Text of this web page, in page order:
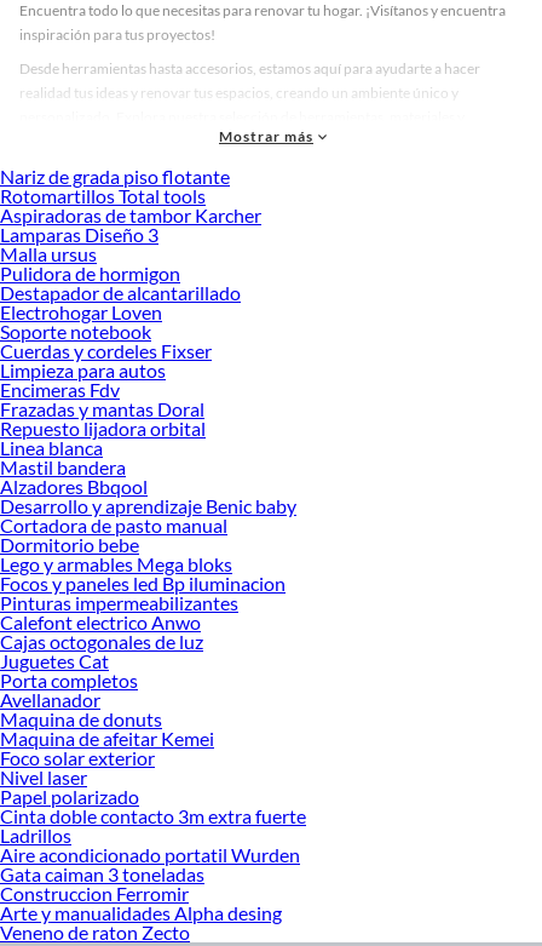
Encuentra todo lo que necesitas para renovar tu hogar. ¡Visítanos y encuentra
inspiración para tus proyectos!
Desde herramientas hasta accesorios, estamos aquí para ayudarte a hacer
realidad tus ideas y renovar tus espacios, creando un ambiente único y
accesorios de calidad que te ayudarán a crear un espacio más tú.
Desde remodelaciones hasta proyectos de decoración, estamos aquí para hacer
tus ideas realidad. ¡Visítanos y encuentra todo lo que tenemos para ofrecerte en
Teteras de Cocina!
Explora la variedad de productos de Teteras de Cocina en Sodimac
Herramientas, materiales y accesorios de calidad para tus proyectos y
renovación de espacios. ¡Visítanos y descubre todo lo que tenemos para
ofrecerte!
Encuentra una amplia variedad de productos de Teteras de Cocina en Sodimac.
Encuentra todo lo necesario para tus proyectos de renovación y decoración.
¡Visítanos y haz tus ideas realidad!
Mostrar más
Nariz de grada piso flotante
Rotomartillos Total tools
Aspiradoras de tambor Karcher
Lamparas Diseño 3
Malla ursus
Pulidora de hormigon
Destapador de alcantarillado
Electrohogar Loven
Soporte notebook
Cuerdas y cordeles Fixser
Limpieza para autos
Encimeras Fdv
Frazadas y mantas Doral
Repuesto lijadora orbital
Linea blanca
Mastil bandera
Alzadores Bbqool
Desarrollo y aprendizaje Benic baby
Cortadora de pasto manual
Dormitorio bebe
Lego y armables Mega bloks
Focos y paneles led Bp iluminacion
Pinturas impermeabilizantes
Calefont electrico Anwo
Cajas octogonales de luz
Juguetes Cat
Porta completos
Avellanador
Maquina de donuts
Maquina de afeitar Kemei
Foco solar exterior
Nivel laser
Papel polarizado
Cinta doble contacto 3m extra fuerte
Ladrillos
Aire acondicionado portatil Wurden
Gata caiman 3 toneladas
Construccion Ferromir
Arte y manualidades Alpha desing
Veneno de raton Zecto